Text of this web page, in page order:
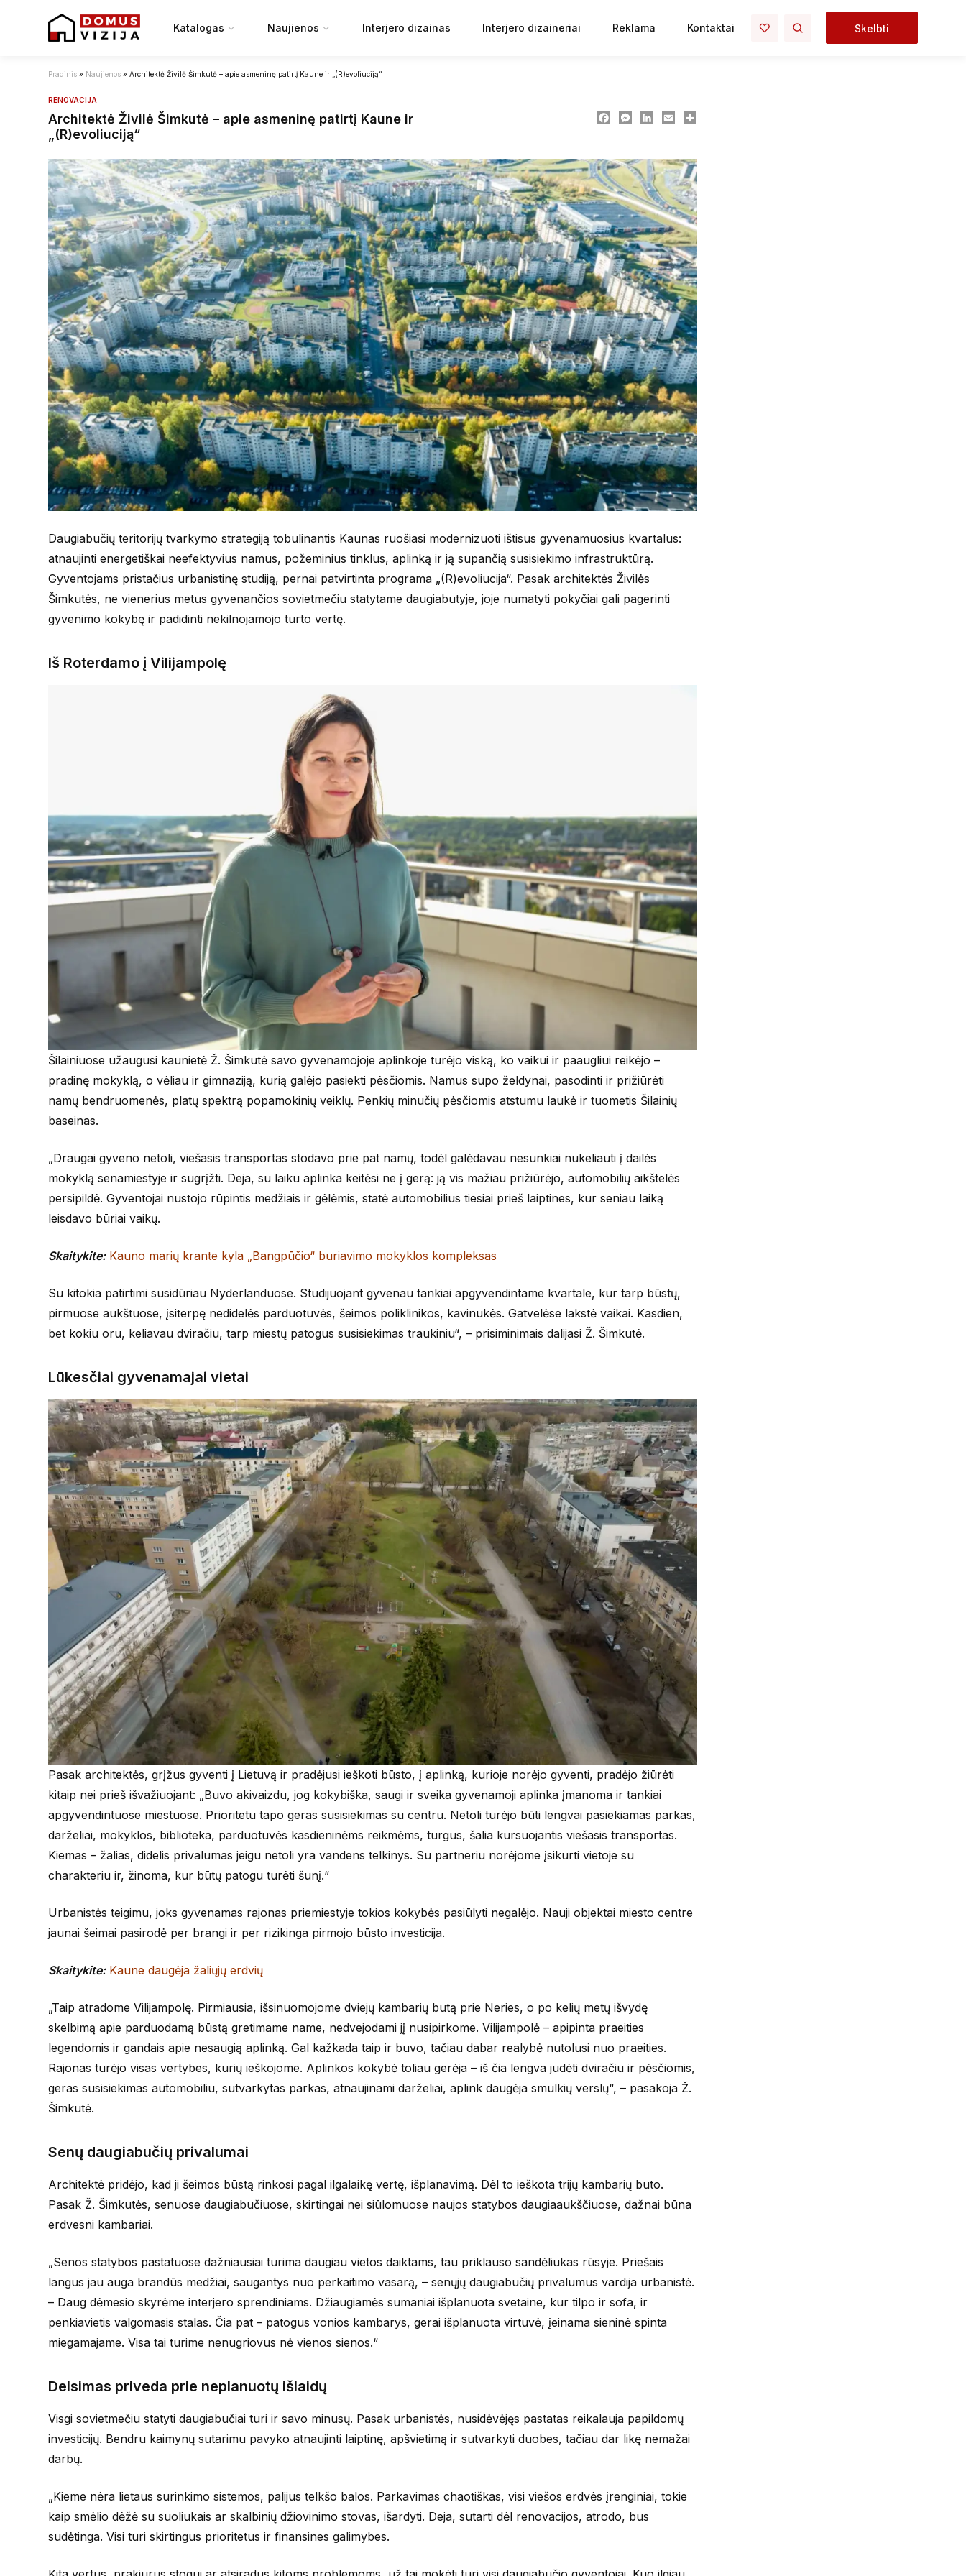
Katalogas Naujienos Interjero dizainas Interjero dizaineriai Reklama Kontaktai Skelbti
Pradinis » Naujienos » Architektė Živilė Šimkutė – apie asmeninę patirtį Kaune ir „(R)evoliuciją“
RENOVACIJA
Architektė Živilė Šimkutė – apie asmeninę patirtį Kaune ir
„(R)evoliuciją“
FacebookMessenger
LinkedIn
Email
Daugiabučių teritorijų tvarkymo strategiją tobulinantis Kaunas ruošiasi modernizuoti ištisus gyvenamuosius kvartalus:
atnaujinti energetiškai neefektyvius namus, požeminius tinklus, aplinką ir ją supančią susisiekimo infrastruktūrą.
Gyventojams pristačius urbanistinę studiją, pernai patvirtinta programa „(R)evoliucija“. Pasak architektės Živilės
Šimkutės, ne vienerius metus gyvenančios sovietmečiu statytame daugiabutyje, joje numatyti pokyčiai gali pagerinti
gyvenimo kokybę ir padidinti nekilnojamojo turto vertę.
Iš Roterdamo į Vilijampolę
Šilainiuose užaugusi kaunietė Ž. Šimkutė savo gyvenamojoje aplinkoje turėjo viską, ko vaikui ir paaugliui reikėjo –
pradinę mokyklą, o vėliau ir gimnaziją, kurią galėjo pasiekti pėsčiomis. Namus supo želdynai, pasodinti ir prižiūrėti
namų bendruomenės, platų spektrą popamokinių veiklų. Penkių minučių pėsčiomis atstumu laukė ir tuometis Šilainių
baseinas.
„Draugai gyveno netoli, viešasis transportas stodavo prie pat namų, todėl galėdavau nesunkiai nukeliauti į dailės
mokyklą senamiestyje ir sugrįžti. Deja, su laiku aplinka keitėsi ne į gerą: ją vis mažiau prižiūrėjo, automobilių aikštelės
persipildė. Gyventojai nustojo rūpintis medžiais ir gėlėmis, statė automobilius tiesiai prieš laiptines, kur seniau laiką
leisdavo būriai vaikų.
Skaitykite: Kauno marių krante kyla „Bangpūčio“ buriavimo mokyklos kompleksas
Su kitokia patirtimi susidūriau Nyderlanduose. Studijuojant gyvenau tankiai apgyvendintame kvartale, kur tarp būstų,
pirmuose aukštuose, įsiterpę nedidelės parduotuvės, šeimos poliklinikos, kavinukės. Gatvelėse lakstė vaikai. Kasdien,
bet kokiu oru, keliavau dviračiu, tarp miestų patogus susisiekimas traukiniu“, – prisiminimais dalijasi Ž. Šimkutė.
Lūkesčiai gyvenamajai vietai
Pasak architektės, grįžus gyventi į Lietuvą ir pradėjusi ieškoti būsto, į aplinką, kurioje norėjo gyventi, pradėjo žiūrėti
kitaip nei prieš išvažiuojant: „Buvo akivaizdu, jog kokybiška, saugi ir sveika gyvenamoji aplinka įmanoma ir tankiai
apgyvendintuose miestuose. Prioritetu tapo geras susisiekimas su centru. Netoli turėjo būti lengvai pasiekiamas parkas,
darželiai, mokyklos, biblioteka, parduotuvės kasdieninėms reikmėms, turgus, šalia kursuojantis viešasis transportas.
Kiemas – žalias, didelis privalumas jeigu netoli yra vandens telkinys. Su partneriu norėjome įsikurti vietoje su
charakteriu ir, žinoma, kur būtų patogu turėti šunį.“
Urbanistės teigimu, joks gyvenamas rajonas priemiestyje tokios kokybės pasiūlyti negalėjo. Nauji objektai miesto centre
jaunai šeimai pasirodė per brangi ir per rizikinga pirmojo būsto investicija.
Skaitykite: Kaune daugėja žaliųjų erdvių
„Taip atradome Vilijampolę. Pirmiausia, išsinuomojome dviejų kambarių butą prie Neries, o po kelių metų išvydę
skelbimą apie parduodamą būstą gretimame name, nedvejodami jį nusipirkome. Vilijampolė – apipinta praeities
legendomis ir gandais apie nesaugią aplinką. Gal kažkada taip ir buvo, tačiau dabar realybė nutolusi nuo praeities.
Rajonas turėjo visas vertybes, kurių ieškojome. Aplinkos kokybė toliau gerėja – iš čia lengva judėti dviračiu ir pėsčiomis,
geras susisiekimas automobiliu, sutvarkytas parkas, atnaujinami darželiai, aplink daugėja smulkių verslų“, – pasakoja Ž.
Šimkutė.
Senų daugiabučių privalumai
Architektė pridėjo, kad ji šeimos būstą rinkosi pagal ilgalaikę vertę, išplanavimą. Dėl to ieškota trijų kambarių buto.
Pasak Ž. Šimkutės, senuose daugiabučiuose, skirtingai nei siūlomuose naujos statybos daugiaaukščiuose, dažnai būna
erdvesni kambariai.
„Senos statybos pastatuose dažniausiai turima daugiau vietos daiktams, tau priklauso sandėliukas rūsyje. Priešais
langus jau auga brandūs medžiai, saugantys nuo perkaitimo vasarą, – senųjų daugiabučių privalumus vardija urbanistė.
– Daug dėmesio skyrėme interjero sprendiniams. Džiaugiamės sumaniai išplanuota svetaine, kur tilpo ir sofa, ir
penkiavietis valgomasis stalas. Čia pat – patogus vonios kambarys, gerai išplanuota virtuvė, įeinama sieninė spinta
miegamajame. Visa tai turime nenugriovus nė vienos sienos.“
Delsimas priveda prie neplanuotų išlaidų
Visgi sovietmečiu statyti daugiabučiai turi ir savo minusų. Pasak urbanistės, nusidėvėjęs pastatas reikalauja papildomų
investicijų. Bendru kaimynų sutarimu pavyko atnaujinti laiptinę, apšvietimą ir sutvarkyti duobes, tačiau dar likę nemažai
darbų.
„Kieme nėra lietaus surinkimo sistemos, palijus telkšo balos. Parkavimas chaotiškas, visi viešos erdvės įrenginiai, tokie
kaip smėlio dėžė su suoliukais ar skalbinių džiovinimo stovas, išardyti. Deja, sutarti dėl renovacijos, atrodo, bus
sudėtinga. Visi turi skirtingus prioritetus ir finansines galimybes.